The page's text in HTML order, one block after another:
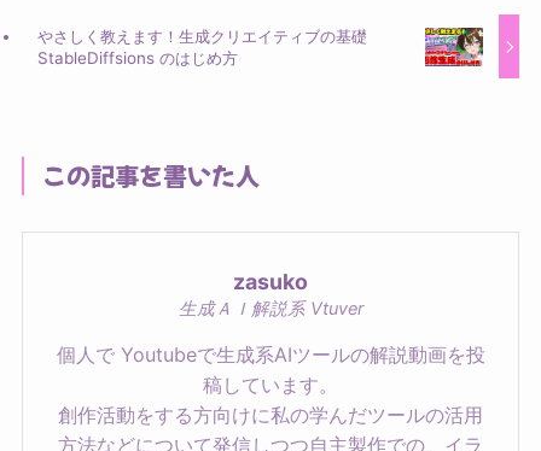
やさしく教えます！生成クリエイティブの基礎
StableDiffsions のはじめ方
この記事を書いた人
zasuko
生成ＡＩ解説系 Vtuver
個人で Youtubeで生成系AIツールの解説動画を投
稿しています。
創作活動をする方向けに私の学んだツールの活用
方法などについて発信しつつ自主製作での、イラ